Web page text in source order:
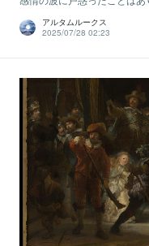
アルタムルークス
2025/07/28 02:23